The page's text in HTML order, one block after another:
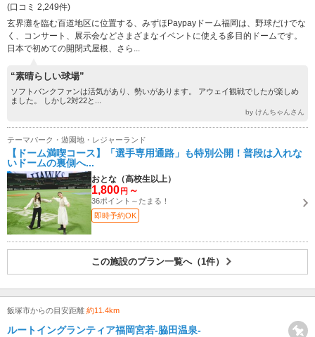
(口コミ 2,249件)
玄界灘を臨む百道地区に位置する、みずほPaypayドーム福岡は、野球だけでな
く、コンサート、展示会などさまざまなイベントに使える多目的ドームです。
日本で初めての開閉式屋根、さら...
“素晴らしい球場”
ソフトバンクファンは活気があり、勢いがあります。 アウェイ観戦でしたが楽しめ
ました。 しかし2対22と...
by けんちゃんさん
テーマパーク・遊園地・レジャーランド
【ドーム満喫コース】「選手専用通路」も特別公開！普段は入れな
いドームの裏側へ...
おとな（高校生以上）
1,800 円 ～
36ポイント～たまる！
即時予約OK
この施設のプラン一覧へ（1件）
飯塚市からの目安距離 約11.4km
ルートイングランティア福岡宮若-脇田温泉-